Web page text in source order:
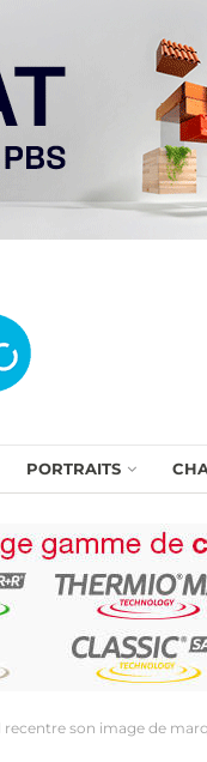
PORTRAITS
recentre son image de